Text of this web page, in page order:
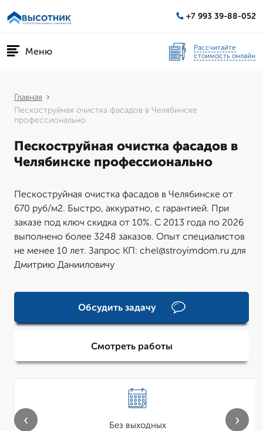
+7 993 39-88-052
Меню
Рассчитайте
стоимость онлайн
Главная
Пескоструйная очистка фасадов в Челябинске
профессионально
Пескоструйная очистка фасадов в
Челябинске профессионально
Пескоструйная очистка фасадов в Челябинске от
670 руб/м2. Быстро, аккуратно, с гарантией. При
заказе под ключ скидка от 10%. С 2013 года по 2026
выполнено более 3248 заказов. Опыт специалистов
не менее 10 лет. Запрос КП: chel@stroyimdom.ru для
Дмитрию Данииловичу
Обсудить задачу
Смотреть работы
Без выходных
‹ ›